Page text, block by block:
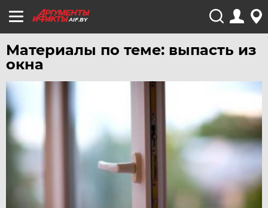
AIF.BY
Материалы по теме: выпасть из
окна